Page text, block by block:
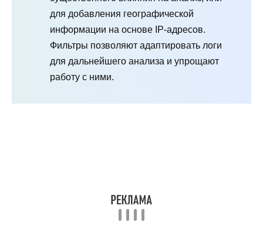
для добавления географической
информации на основе IP-адресов.
Фильтры позволяют адаптировать логи
для дальнейшего анализа и упрощают
работу с ними.